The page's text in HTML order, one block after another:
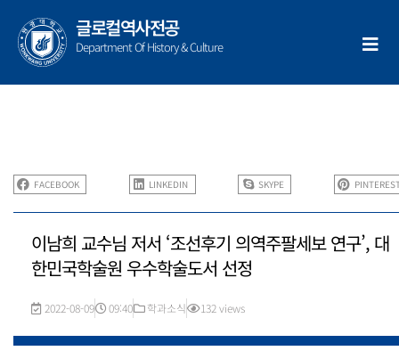
건
글로컬역사전공
Department Of History & Culture
FACEBOOK LINKEDIN SKYPE
이남희 교수님 저서 ‘조선후기 의역주팔세보 연구’, 대
한민국학술원 우수학술도서 선정
2022-08-09 09:40 학과소식 132 views